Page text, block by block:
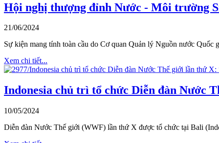
Hội nghị thượng đỉnh Nước - Môi trường
21/06/2024
Sự kiện mang tính toàn cầu do Cơ quan Quản lý Nguồn nước Quốc
Xem chi tiết...
Indonesia chủ trì tổ chức Diễn đàn Nước
10/05/2024
Diễn đàn Nước Thế giới (WWF) lần thứ X được tổ chức tại Bali